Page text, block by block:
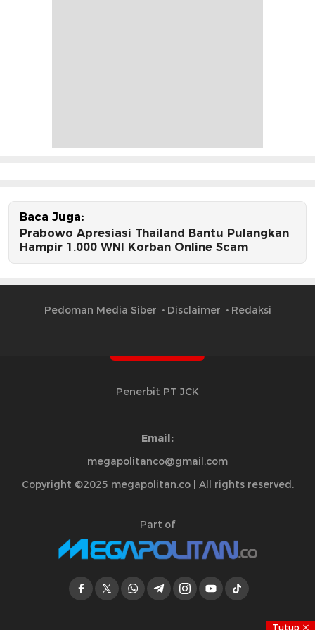
Baca Juga:
Prabowo Apresiasi Thailand Bantu Pulangkan
Hampir 1.000 WNI Korban Online Scam
Pedoman Media Siber Disclaimer Redaksi
Penerbit PT JCK
Email:
megapolitanco@gmail.com
Copyright ©2025 megapolitan.co | All rights reserved.
Part of
Tutup